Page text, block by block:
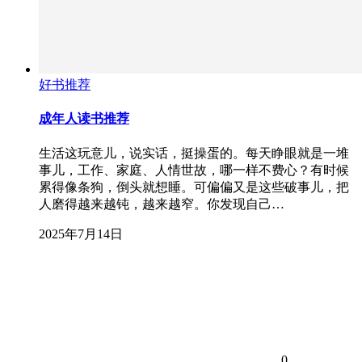
好书推荐
成年人读书推荐
生活这玩意儿，说实话，挺操蛋的。每天睁眼就是一堆
事儿，工作、家庭、人情世故，哪一样不费心？有时候
累得像条狗，倒头就想睡。可偏偏又是这些破事儿，把
人磨得越来越钝，越来越窄。你发现自己…
2025年7月14日